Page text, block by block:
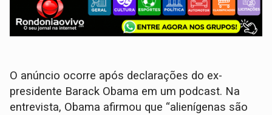
O anúncio ocorre após declarações do ex-
presidente Barack Obama em um podcast. Na
entrevista, Obama afirmou que “alienígenas são